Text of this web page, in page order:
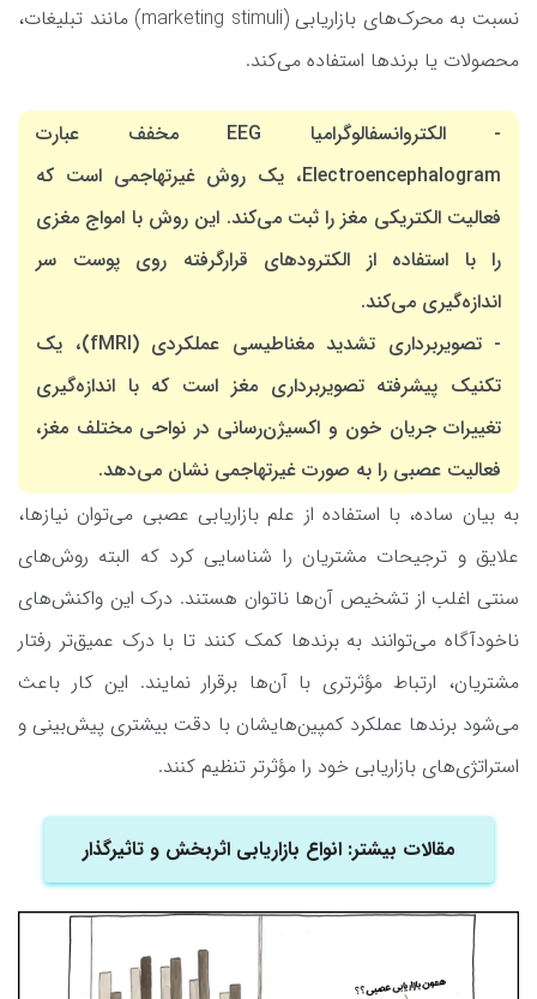
نسبت به محرک‌های بازاریابی (marketing stimuli) مانند تبلیغات،
محصولات یا برندها استفاده می‌کند.
- الکتروانسفالوگرامیا EEG مخفف عبارت
Electroencephalogram، یک روش غیرتهاجمی است که
فعالیت الکتریکی مغز را ثبت می‌کند. این روش با امواج مغزی
را با استفاده از الکترودهای قرارگرفته روی پوست سر
اندازه‌گیری می‌کند.
- تصویربرداری تشدید مغناطیسی عملکردی (fMRI)، یک
تکنیک پیشرفته تصویربرداری مغز است که با اندازه‌گیری
تغییرات جریان خون و اکسیژن‌رسانی در نواحی مختلف مغز،
فعالیت عصبی را به صورت غیرتهاجمی نشان می‌دهد.
به بیان ساده، با استفاده از علم بازاریابی عصبی می‌توان نیازها،
علایق و ترجیحات مشتریان را شناسایی کرد که البته روش‌های
سنتی اغلب از تشخیص آن‌ها ناتوان هستند. درک این واکنش‌های
ناخودآگاه می‌توانند به برندها کمک ‌کنند تا با درک عمیق‌تر رفتار
مشتریان، ارتباط مؤثرتری با آن‌ها برقرار نمایند. این کار باعث
می‌شود برندها عملکرد کمپین‌هایشان با دقت بیشتری پیش‌بینی و
استراتژی‌های بازاریابی خود را مؤثرتر تنظیم کنند.
مقالات بیشتر: انواع بازاریابی اثربخش و تاثیرگذار